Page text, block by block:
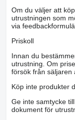
Om du väljer att
utrustningen som
via
Priskoll
Innan du
utrustning. Om
försök från säljaren
Köp inte produkter
Ge inte samtycke
dokument för